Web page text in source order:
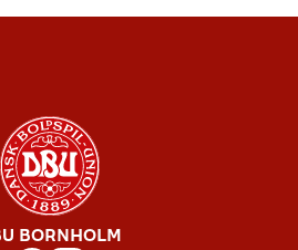
BORNHOLM